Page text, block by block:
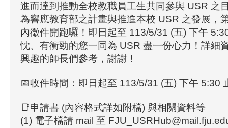
進而達到推動全校教職員工生共同參與 USR 之
為響應教育部之計畫與推進本校 USR 之發展，
內徵件開跑囉！即日起至 113/5/31 (五) 下午
忱、有衝勁的您一同為 USR 盡一份心力！詳細
興趣的師長們參考，謝謝！
📅收件時間：即日起至 113/5/31 (五) 下午 5:30
📑申請書 (內容格式詳如附檔) 與相關資料等
(1) 電子檔請 mail 至